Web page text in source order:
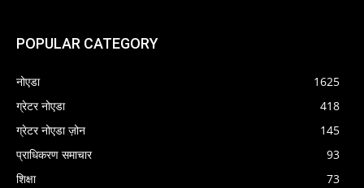
POPULAR CATEGORY
नोएडा
1625
ग्रेटर नोएडा
418
ग्रेटर नोएडा ज़ोन
145
प्राधिकरण समाचार
93
शिक्षा
73